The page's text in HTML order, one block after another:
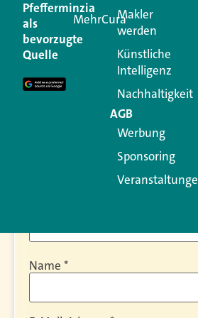
Kommentar
Ihre E-Mail-Adresse wird nicht
Erforderliche Felder sind mit
Kommentar
Name *
Pfefferminzia
als
bevorzugte
Quelle
MehrCuraMakler
werden
Künstliche
Intelligenz
Nachhaltigkeit
AGB
Werbung
Sponsoring